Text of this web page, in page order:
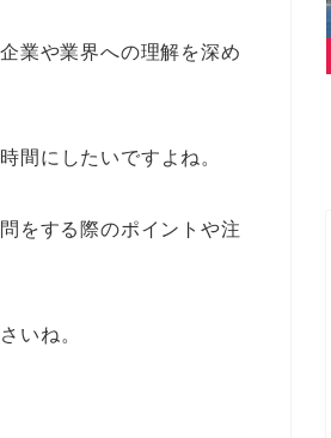
業や業界への理解を深め
間にしたいですよね。
をする際のポイントや注
いね。